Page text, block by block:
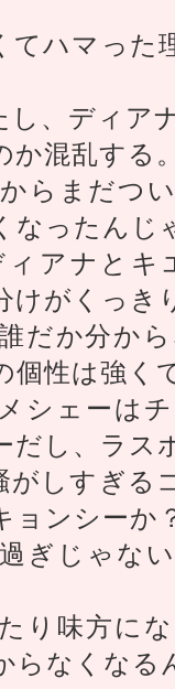
てハマった
し、ディア
か混乱する
らまだつ
なったんじ
アナと
けがくっき
だか分か
個性は強く
シェーは
だし、ラス
がしすぎる
ョンシーか
ぎじゃな
り味方に
らなくなる